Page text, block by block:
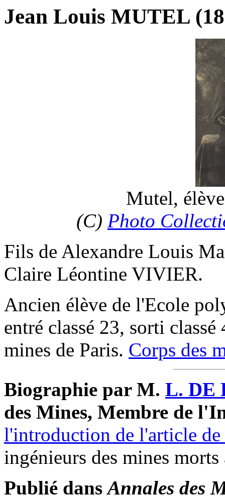
Jean Louis MUTEL
Mutel,
(C) Photo
Fils de Alexandre Louis
Claire Léontine VIVIER.
Ancien élève de l'Ecole
entré classé 23, sorti
mines de Paris. Corps des
Biographie par M. L. DE
des Mines, Membre de
l'introduction de l'article
ingénieurs des mines
Publié dansAnnales des